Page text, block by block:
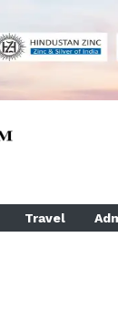
Travel